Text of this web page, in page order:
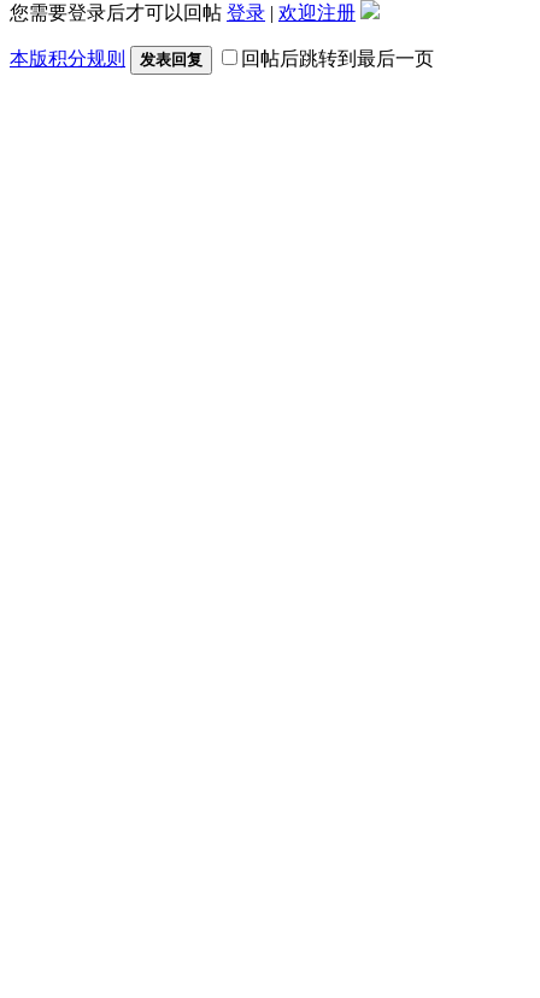
您需要登录后才可以回帖 登录 | 欢迎注册
本版积分规则 发表回复 回帖后跳转到最后一页